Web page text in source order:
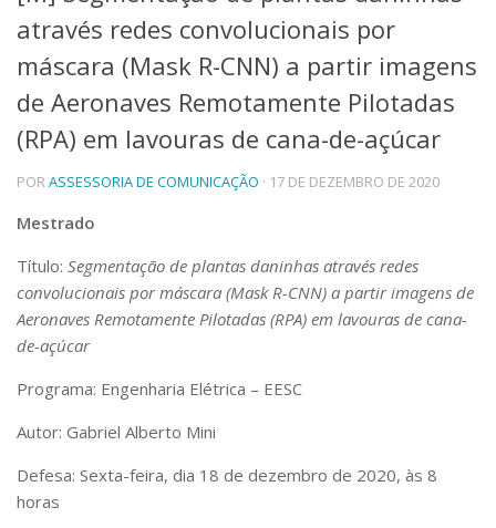
Telefones e Mapas
Pessoas
Ensino
Graduação
Pós-Graduação
Educação a distância
Cursos de Extensão
Pesquisa e Inovação
Centros, Núcleos e Projetos em Rede
Pós-doutorado
Iniciação Científica
Transferência de Tecnologia
Extensão à Comunidade
Projetos, Programas e Cursos
Museus e Espaços Interativos
Serviços
através redes convolucionais por
máscara (Mask R-CNN) a partir imagens
de Aeronaves Remotamente Pilotadas
(RPA) em lavouras de cana-de-açúcar
PORASSESSORIA DE COMUNICAÇÃO · 17 DE DEZEMBRO DE 2020
Mestrado
Título: Segmentação de plantas daninhas através redes
convolucionais por máscara (Mask R-CNN) a partir imagens de
Aeronaves Remotamente Pilotadas (RPA) em lavouras de cana-
de-açúcar
Programa: Engenharia Elétrica – EESC
Autor: Gabriel Alberto Mini
Defesa: Sexta-feira, dia 18 de dezembro de 2020, às 8
horas